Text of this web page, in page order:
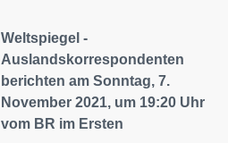
Weltspiegel -
Auslandskorrespondenten
berichten am Sonntag, 7.
November 2021, um 19:20 Uhr
vom BR im Ersten